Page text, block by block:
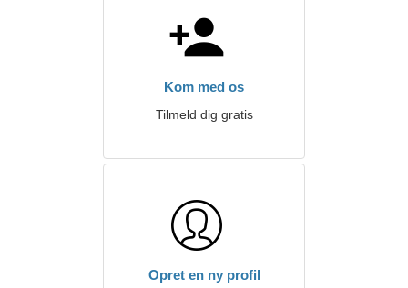
Kom med os
Tilmeld dig gratis
Opret en ny profil